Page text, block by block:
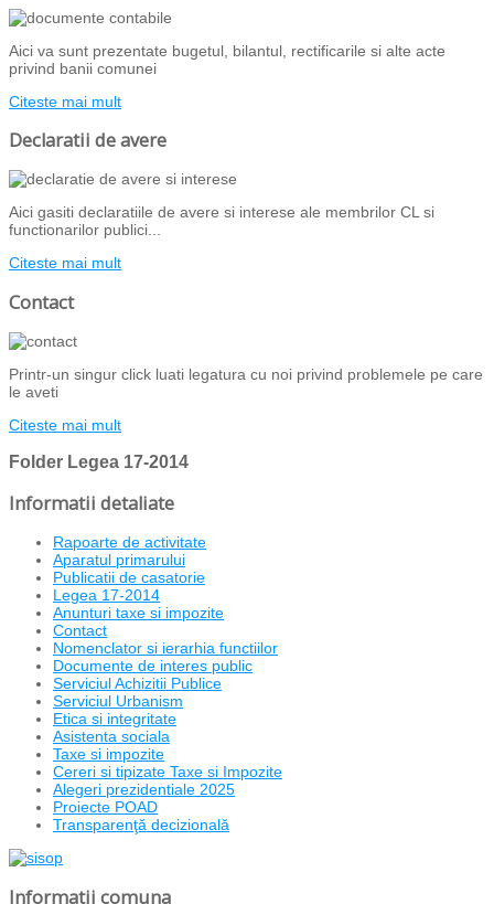
Aici va sunt prezentate bugetul, bilantul, rectificarile si alte acte
privind banii comunei
Citeste mai mult
Declaratii de avere
Aici gasiti declaratiile de avere si interese ale membrilor CL si
functionarilor publici...
Citeste mai mult
Contact
Printr-un singur click luati legatura cu noi privind problemele pe care
le aveti
Citeste mai mult
Folder Legea 17-2014
Informatii detaliate
Rapoarte de activitate
Aparatul primarului
Publicatii de casatorie
Legea 17-2014
Anunturi taxe si impozite
Contact
Nomenclator si ierarhia functiilor
Documente de interes public
Serviciul Achizitii Publice
Serviciul Urbanism
Etica si integritate
Asistenta sociala
Taxe si impozite
Cereri si tipizate Taxe si Impozite
Alegeri prezidentiale 2025
Proiecte POAD
Transparenţă decizională
Informatii comuna